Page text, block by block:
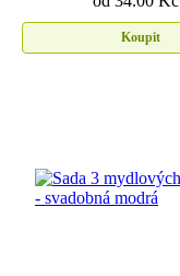
Koupit